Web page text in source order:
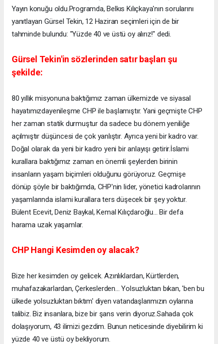
Yayın konuğu oldu.Programda, Belkıs Kılıçkaya'nın sorularını
yanıtlayan Gürsel Tekin, 12 Haziran seçimleri için de bir
tahminde bulundu: "Yüzde 40 ve üstü oy alırız!" dedi.
Gürsel Tekin'in sözlerinden satır başları şu
şekilde:
80 yıllık misyonuna baktığımız zaman ülkemizde ve siyasal
hayatımızdayenileşme CHP ile başlamıştır. Yani geçmişte CHP
her zaman statik durmuştur da sadece bu dönem yeniliğe
açılmıştır düşüncesi de çok yanlıştır. Ayrıca yeni bir kadro var.
Doğal olarak da yeni bir kadro yeni bir anlayışı getirir.İslami
kurallara baktığımız zaman en önemli şeylerden birinin
insanların yaşam biçimleri olduğunu görüyoruz. Geçmişe
dönüp şöyle bir baktığımda, CHP'nin lider, yönetici kadrolarının
yaşamlarında islami kurallara ters düşecek bir şey yoktur.
Bülent Ecevit, Deniz Baykal, Kemal Kılıçdaroğlu... Bir defa
harama uzak yaşamlar.
CHP Hangi Kesimden oy alacak?
Bize her kesimden oy gelicek. Azınlıklardan, Kürtlerden,
muhafazakarlardan, Çerkeslerden... Yolsuzluktan bıkan, 'ben bu
ülkede yolsuzluktan bıktım' diyen vatandaşlarımızın oylarına
talibiz. Biz insanlara, bize bir şans verin diyoruz.Sahada çok
dolaşıyorum, 43 ilimizi gezdim. Bunun neticesinde diyebilirim ki
yüzde 40 ve üstü oy bekliyorum.